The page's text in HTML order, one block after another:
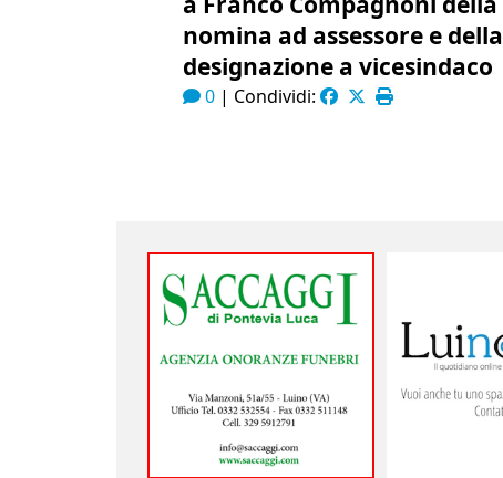
nomina ad assessore e della
designazione a vicesindaco
0| Condividi: